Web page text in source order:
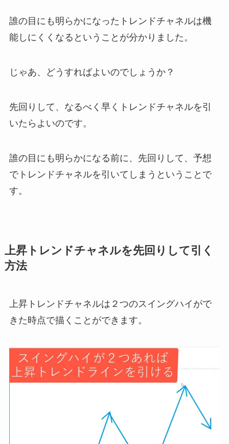
誰の目にも明らかになったトレンドチャネルは機
能しにくくなるということが分かりました。
じゃあ、どうすればよいのでしょうか？
先回りして、なるべく早くトレンドチャネルを引
いたらよいのです。
誰の目にも明らかになる前に、先回りして、予想
でトレンドチャネルを引いてしまうということで
す。
上昇トレンドチャネルを先回りして引く
方法
上昇トレンドチャネルは２つのスイングハイがで
きた時点で描くことができます。